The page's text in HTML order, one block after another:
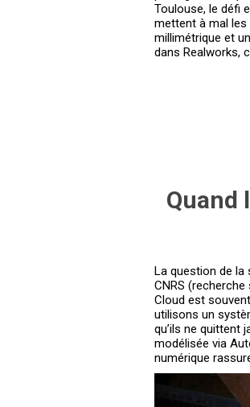
Toulouse, le défi
mettent à mal les
millimétrique et
dans Realworks,
Quand
La question de la
CNRS
Cloud est
utilisons un
qu’ils ne quittent
modélisée via
numérique